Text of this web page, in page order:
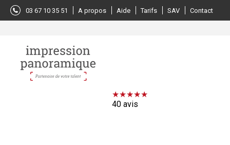
03 67 10 35 51 A propos Aide Tarifs SAV Contact
40 avis
Panneau de gestion des cookies